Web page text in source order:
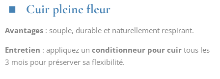
Cuir pleine fleur
Avantages : souple, durable et naturellement respirant.
Entretien : appliquez un conditionneur pour cuir tous les
3 mois pour préserver sa flexibilité.